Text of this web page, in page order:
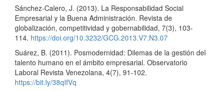
Sánchez-Calero, J. (2013). La Responsabilidad Social
Empresarial y la Buena Administración. Revista de
globalización, competitividad y gobernabilidad, 7(3), 103-
114. https://doi.org/10.3232/GCG.2013.V7.N3.07
Suárez, B. (2011). Posmodernidad: Dilemas de la gestión del
talento humano en el ámbito empresarial. Observatorio
Laboral Revista Venezolana, 4(7), 91-102.
https://bit.ly/38qIfVq